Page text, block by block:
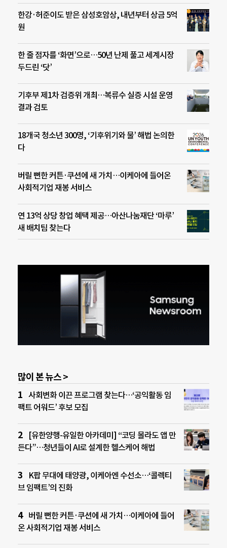
한강·허준이도 받은 삼성호암상, 내년부터 상금 5억
원
한 줄 점자를 ‘화면’으로…50년 난제 풀고 세계시장
두드린 ‘닷’
기후부 제1차 검증위 개최…복류수 실증 시설 운영
결과 검토
18개국 청소년 300명, ‘기후위기와 물’ 해법 논의한
다
버릴 뻔한 커튼·쿠션에 새 가치…이케아에 들어온
사회적기업 재봉 서비스
연 13억 상당 창업 혜택 제공…아산나눔재단 ‘마루’
새 배치팀 찾는다
많이 본 뉴스 >
사회변화 이끈 프로그램 찾는다…‘공익활동 임
팩트 어워드’ 후보 모집
[유한양행-유일한 아카데미] “코딩 몰라도 앱 만
든다”…청년들이 AI로 설계한 헬스케어 해법
K팝 무대에 태양광, 이케아엔 수선소…‘콜렉티
브 임팩트’의 진화
버릴 뻔한 커튼·쿠션에 새 가치…이케아에 들어
온 사회적기업 재봉 서비스